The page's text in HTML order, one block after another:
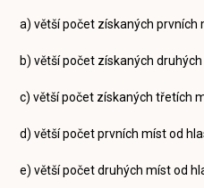
a) větší počet získaných prvních
b) větší počet získaných
c) větší počet získaných třetích
d) větší počet prvních míst od
e) větší počet druhých míst od